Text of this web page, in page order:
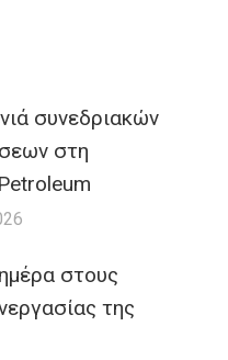
συνεδριακών
στη
στους
της